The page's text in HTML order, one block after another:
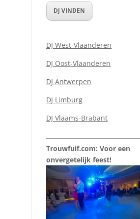
DJ VINDEN
DJ West-Vlaanderen
DJ Oost-Vlaanderen
DJ Antwerpen
DJ Limburg
DJ Vlaams-Brabant
Trouwfuif.com: Voor een
onvergetelijk feest!